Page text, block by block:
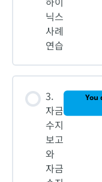
닉스
사례
연습
3.
자금
수지
보고
와
자금
You